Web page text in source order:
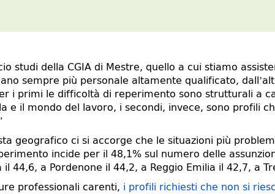
studi della CGIA di Mestre, quello a cui stiamo
sempre più personale altamente qualificato,
i primi le difficoltà di reperimento sono strutturali a
e il mondo del lavoro, i secondi, invece, sono profili
geografico ci si accorge che le situazioni più
incide per il 48,1% sul numero delle
44,6, a Pordenone il 44,2, a Reggio Emilia il 42,7, a
professionali carenti, i profili richiesti che non si